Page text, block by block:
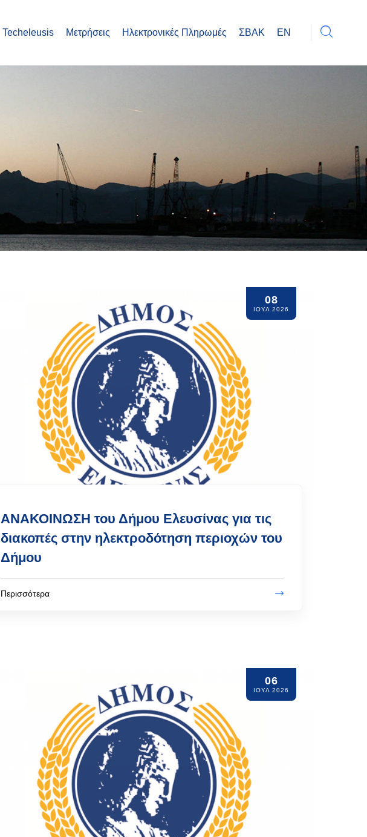
Techeleusis Μετρήσεις Ηλεκτρονικές Πληρωμές ΣΒΑΚ EN
08
ΙΟΥΛ 2026
ΑΝΑΚΟΙΝΩΣΗ του Δήμου Ελευσίνας για τις
διακοπές στην ηλεκτροδότηση περιοχών του
Δήμου
Περισσότερα
06
ΙΟΥΛ 2026